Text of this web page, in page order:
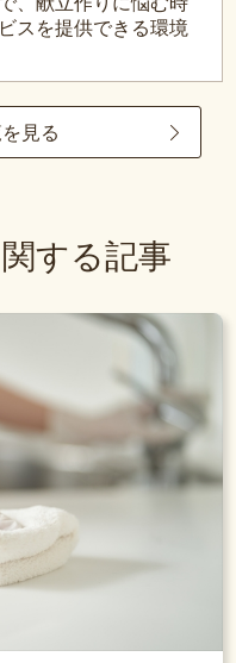
スを提供できる環境
見る
する記事